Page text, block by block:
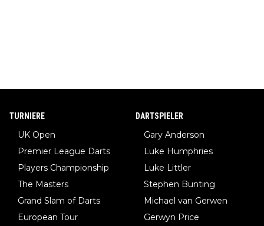
TURNIERE
UK Open
Premier League Darts
Players Championship
The Masters
Grand Slam of Darts
European Tour
DARTSPIELER
Gary Anderson
Luke Humphries
Luke Littler
Stephen Bunting
Michael van Gerwen
Gerwyn Price